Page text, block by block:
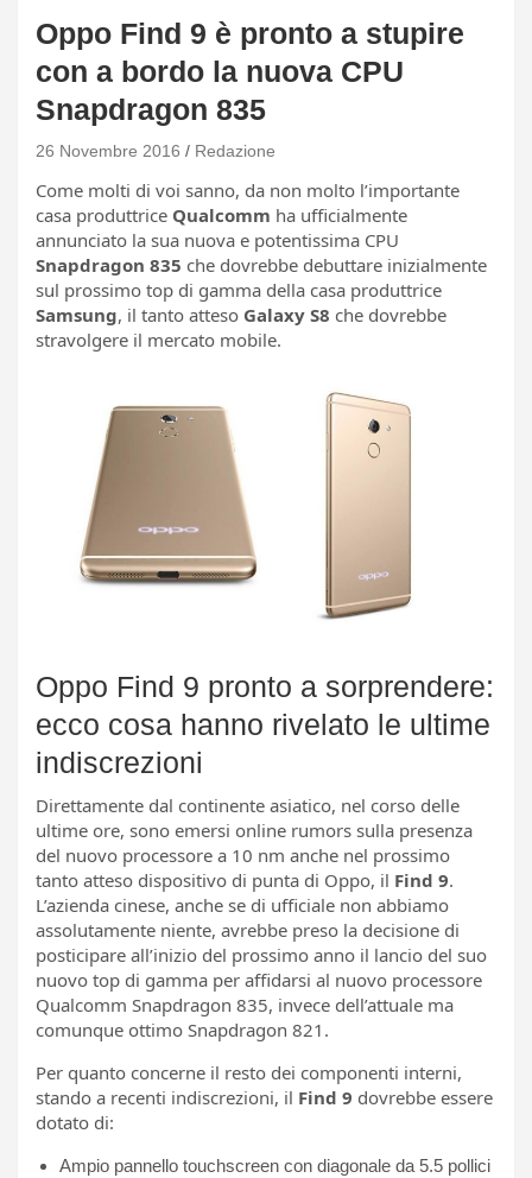
Oppo Find 9 è pronto a stupire
con a bordo la nuova CPU
Snapdragon 835
26 Novembre 2016 Redazione
Come molti di voi sanno, da non molto l’importante
casa produttrice Qualcomm ha ufficialmente
annunciato la sua nuova e potentissima CPU
Snapdragon 835 che dovrebbe debuttare inizialmente
sul prossimo top di gamma della casa produttrice
Samsung, il tanto atteso Galaxy S8 che dovrebbe
stravolgere il mercato mobile.
Oppo Find 9 pronto a sorprendere:
ecco cosa hanno rivelato le ultime
indiscrezioni
Direttamente dal continente asiatico, nel corso delle
ultime ore, sono emersi online rumors sulla presenza
del nuovo processore a 10 nm anche nel prossimo
tanto atteso dispositivo di punta di Oppo, il Find 9.
L’azienda cinese, anche se di ufficiale non abbiamo
assolutamente niente, avrebbe preso la decisione di
posticipare all’inizio del prossimo anno il lancio del suo
nuovo top di gamma per affidarsi al nuovo processore
Qualcomm Snapdragon 835, invece dell’attuale ma
comunque ottimo Snapdragon 821.
Per quanto concerne il resto dei componenti interni,
stando a recenti indiscrezioni, il Find 9 dovrebbe essere
dotato di:
Ampio pannello touchscreen con diagonale da 5.5 pollici